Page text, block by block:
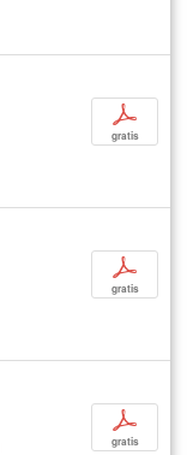
p
gratis
p
gratis
p
gratis